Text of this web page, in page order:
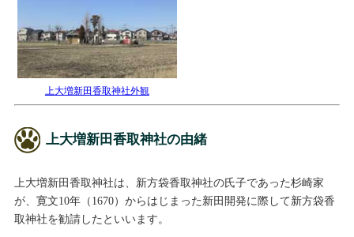
上大増新田香取神社外観
上大増新田香取神社の由緒
上大増新田香取神社は、新方袋香取神社の氏子であった杉崎家
が、寛文10年（1670）からはじまった新田開発に際して新方袋香
取神社を勧請したといいます。